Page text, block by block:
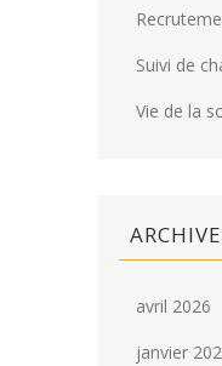
Suivi de
Vie de la
avril 2026
janvier